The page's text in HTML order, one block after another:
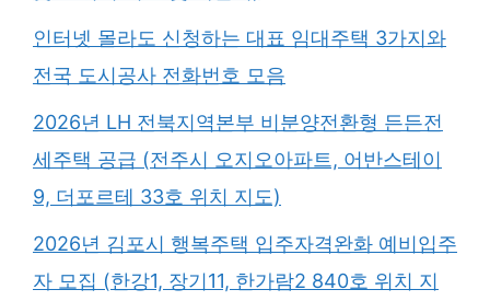
인터넷 몰라도 신청하는 대표 임대주택 3가지와
전국 도시공사 전화번호 모음
2026년 LH 전북지역본부 비분양전환형 든든전
세주택 공급 (전주시 오지오아파트, 어반스테이
9, 더포르테 33호 위치 지도)
2026년 김포시 행복주택 입주자격완화 예비입주
자 모집 (한강1, 장기11, 한가람2 840호 위치 지